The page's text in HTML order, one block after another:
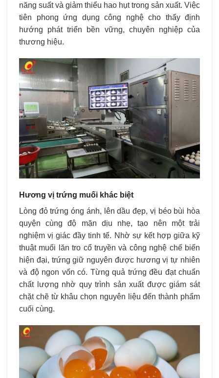
năng suất và giảm thiểu hao hụt trong sản xuất. Việc
tiên phong ứng dụng công nghệ cho thấy định
hướng phát triển bền vững, chuyên nghiệp của
thương hiệu.
Hương vị trứng muối khác biệt
Lòng đỏ trứng óng ánh, lên dầu đẹp, vị béo bùi hòa
quyện cùng độ mặn dịu nhẹ, tạo nên một trải
nghiệm vị giác đầy tinh tế. Nhờ sự kết hợp giữa kỹ
thuật muối lăn tro cổ truyền và công nghệ chế biến
hiện đại, trứng giữ nguyên được hương vị tự nhiên
và độ ngon vốn có. Từng quả trứng đều đạt chuẩn
chất lượng nhờ quy trình sản xuất được giám sát
chặt chẽ từ khâu chọn nguyên liệu đến thành phẩm
cuối cùng.